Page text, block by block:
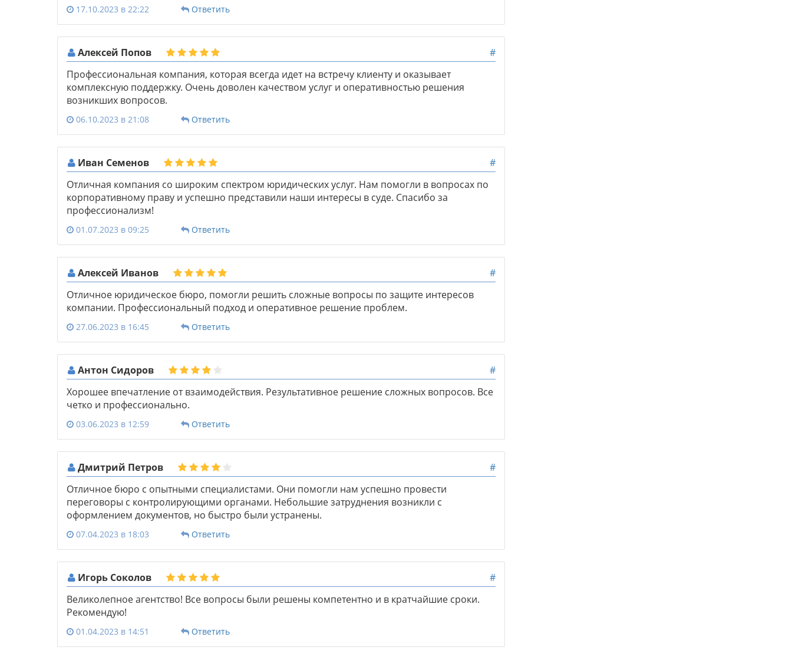
17.10.2023 в 22:22 Ответить
Алексей Попов
#
Профессиональная компания, которая всегда идет на встречу клиенту и оказывает
комплексную поддержку. Очень доволен качеством услуг и оперативностью решения
возникших вопросов.
06.10.2023 в 21:08 Ответить
Иван Семенов
#
Отличная компания со широким спектром юридических услуг. Нам помогли в вопросах по
корпоративному праву и успешно представили наши интересы в суде. Спасибо за
профессионализм!
01.07.2023 в 09:25 Ответить
Алексей Иванов
#
Отличное юридическое бюро, помогли решить сложные вопросы по защите интересов
компании. Профессиональный подход и оперативное решение проблем.
27.06.2023 в 16:45 Ответить
Антон Сидоров
#
Хорошее впечатление от взаимодействия. Результативное решение сложных вопросов. Все
четко и профессионально.
03.06.2023 в 12:59 Ответить
Дмитрий Петров
#
Отличное бюро с опытными специалистами. Они помогли нам успешно провести
переговоры с контролирующими органами. Небольшие затруднения возникли с
оформлением документов, но быстро были устранены.
07.04.2023 в 18:03 Ответить
Игорь Соколов
#
Великолепное агентство! Все вопросы были решены компетентно и в кратчайшие сроки.
Рекомендую!
01.04.2023 в 14:51 Ответить